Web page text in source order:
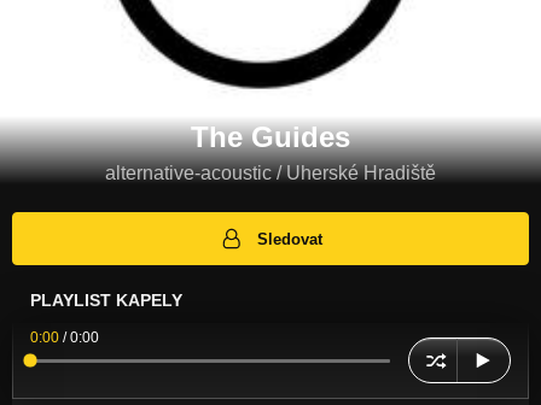
The Guides
alternative-acoustic / Uherské Hradiště
Sledovat
PLAYLIST KAPELY
0:00 /0:00